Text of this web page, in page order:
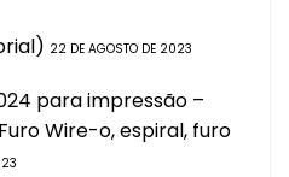
22 DE AGOSTO DE 2023
para impressão –
Wire-o, espiral, furo